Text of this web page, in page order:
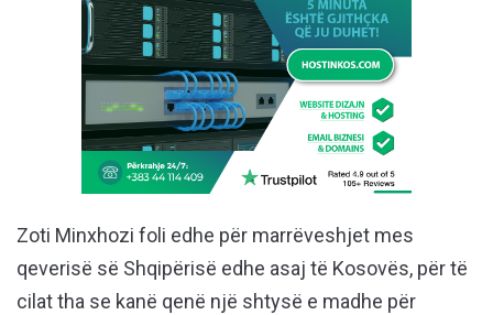
Zoti Minxhozi foli edhe për marrëveshjet mes
qeverisë së Shqipërisë edhe asaj të Kosovës, për të
cilat tha se kanë qenë një shtysë e madhe për